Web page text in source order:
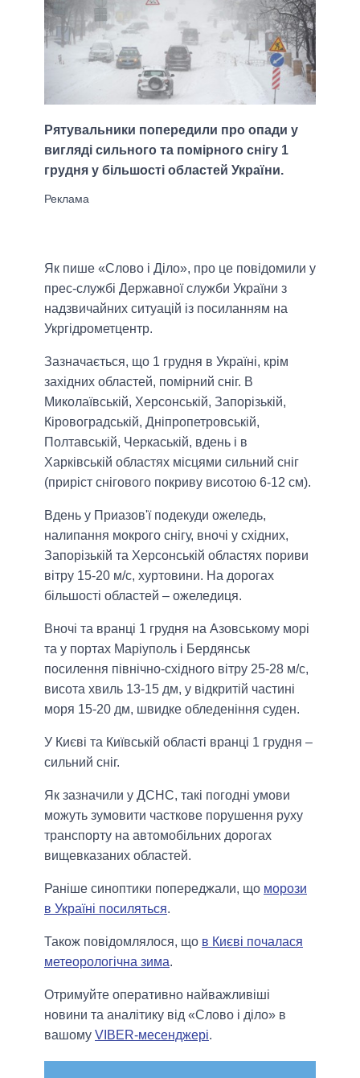
Рятувальники попередили про опади у
вигляді сильного та помірного снігу 1
грудня у більшості областей України.
Як пише «Слово і Діло», про це повідомили у
прес-службі Державної служби України з
надзвичайних ситуацій із посиланням на
Укргідрометцентр.
Зазначається, що 1 грудня в Україні, крім
західних областей, помірний сніг. В
Миколаївській, Херсонській, Запорізькій,
Кіровоградській, Дніпропетровській,
Полтавській, Черкаській, вдень і в
Харківській областях місцями сильний сніг
(приріст снігового покриву висотою 6-12 см).
Вдень у Приазов'ї подекуди ожеледь,
налипання мокрого снігу, вночі у східних,
Запорізькій та Херсонській областях пориви
вітру 15-20 м/с, хуртовини. На дорогах
більшості областей – ожеледиця.
Вночі та вранці 1 грудня на Азовському морі
та у портах Маріуполь і Бердянськ
посилення північно-східного вітру 25-28 м/с,
висота хвиль 13-15 дм, у відкритій частині
моря 15-20 дм, швидке обледеніння суден.
У Києві та Київській області вранці 1 грудня –
сильний сніг.
Як зазначили у ДСНС, такі погодні умови
можуть зумовити часткове порушення руху
транспорту на автомобільних дорогах
вищевказаних областей.
Раніше синоптики попереджали, що морози
в Україні посиляться.
Також повідомлялося, що в Києві почалася
метеорологічна зима.
Отримуйте оперативно найважливіші
новини та аналітику від «Слово і діло» в
вашому VIBER-месенджері.